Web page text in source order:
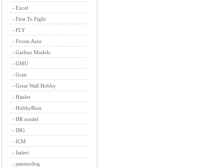
- Excel
- First To Fight
- FLY
- Frrom Azur
- Garbuz Models
- GMU
- Gran
- Great Wall Hobby
- Hauler
- HobbyBoss
- HR model
- IBG
- ICM
- Italeri
- jammydog